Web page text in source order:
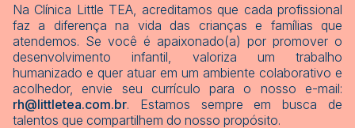
Na Clínica Little TEA, acreditamos que cada profissional
faz a diferença na vida das crianças e famílias que
atendemos. Se você é apaixonado(a) por promover o
desenvolvimento infantil, valoriza um trabalho
humanizado e quer atuar em um ambiente colaborativo e
acolhedor, envie seu currículo para o nosso e-mail:
rh@littletea.com.br. Estamos sempre em busca de
talentos que compartilhem do nosso propósito.